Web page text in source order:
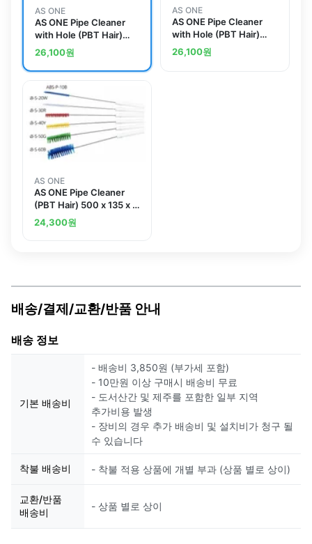
AS ONE
AS ONE Pipe Cleaner
with Hole (PBT Hair)
500 x 135 x φ 20 mm
Whiteand others
26,100원
AS ONE
AS ONE Pipe Cleaner
with Hole (PBT Hair)
500 x 135 x φ 10 mm
Whiteand others
26,100원
AS ONE
AS ONE Pipe Cleaner
(PBT Hair) 500 x 135 x φ
60 mm Whiteand others
24,300원
배송/결제/교환/반품 안내
배송 정보
기본 배송비
- 배송비 3,850원 (부가세 포함)
- 10만원 이상 구매시 배송비 무료
- 도서산간 및 제주를 포함한 일부 지역
추가비용 발생
- 장비의 경우 추가 배송비 및 설치비가 청구 될
수 있습니다
착불 배송비 - 착불 적용 상품에 개별 부과 (상품 별로 상이)
교환/반품
배송비
- 상품 별로 상이